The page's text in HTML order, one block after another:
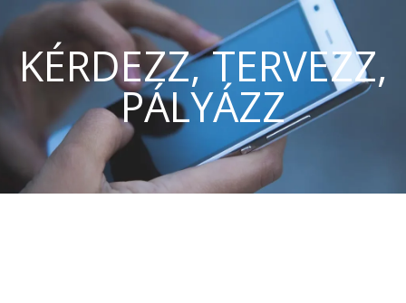
KÉRDEZZ, TERVEZZ,
PÁLYÁZZ